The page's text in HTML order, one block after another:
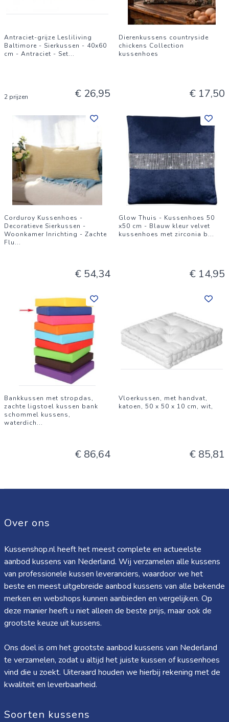
Antraciet-grijze Lesliliving
Baltimore - Sierkussen - 40x60
cm - Antraciet - Set...
2 prijzen € 26,95
Dierenkussens countryside
chickens Collection
kussenhoes
€ 17,50
Corduroy Kussenhoes -
Decoratieve Sierkussen -
Woonkamer Inrichting - Zachte
Flu...
€ 54,34
Glow Thuis - Kussenhoes 50
x50 cm - Blauw kleur velvet
kussenhoes met zirconia b...
€ 14,95
Bankkussen met stropdas,
zachte ligstoel kussen bank
schommel kussens,
waterdich...
€ 86,64
Vloerkussen, met handvat,
katoen, 50 x 50 x 10 cm, wit,
€ 85,81
Over ons
Kussenshop.nl heeft het meest complete en actueelste
aanbod kussens van Nederland. Wij verzamelen alle kussens
van professionele kussen leveranciers, waardoor we het
beste en meest uitgebreide aanbod kussens van alle bekende
merken en webshops kunnen aanbieden en vergelijken. Op
deze manier heeft u niet alleen de beste prijs, maar ook de
grootste keuze uit kussens.
Ons doel is om het grootste aanbod kussens van Nederland
te verzamelen, zodat u altijd het juiste kussen of kussenhoes
vind die u zoekt. Uiteraard houden we hierbij rekening met de
kwaliteit en leverbaarheid.
Soorten kussens